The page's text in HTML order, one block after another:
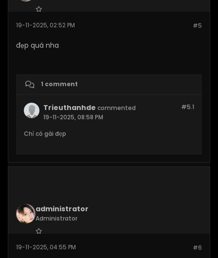
Posts: 64 #5
19-11-2025, 02:52 PM
đẹp quá nha
1 comment
#5.1
Trieuthanhde commented
19-11-2025, 08:58 PM
Chỉ có gái đẹp
administrator
Administrator
Posts:520 #6
19-11-2025, 04:55 PM